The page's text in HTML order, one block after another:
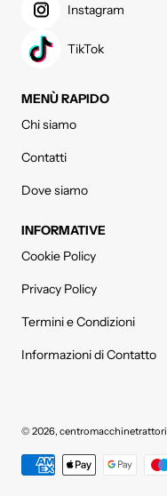
Instagram
TikTok
MENÙ RAPIDO
Chi siamo
Contatti
Dove siamo
INFORMATIVE
Cookie Policy
Privacy Policy
Termini e Condizioni
Informazioni di Contatto
© 2026, centromacchinetrattori
Metodi di pagamento